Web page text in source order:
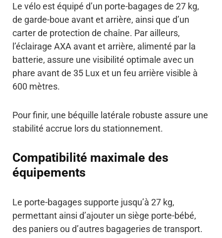
Le vélo est équipé d’un porte-bagages de 27 kg,
de garde-boue avant et arrière, ainsi que d’un
carter de protection de chaîne. Par ailleurs,
l’éclairage AXA avant et arrière, alimenté par la
batterie, assure une visibilité optimale avec un
phare avant de 35 Lux et un feu arrière visible à
600 mètres.
Pour finir, une béquille latérale robuste assure une
stabilité accrue lors du stationnement.
Compatibilité maximale des
équipements
Le porte-bagages supporte jusqu’à 27 kg,
permettant ainsi d’ajouter un siège porte-bébé,
des paniers ou d’autres bagageries de transport.